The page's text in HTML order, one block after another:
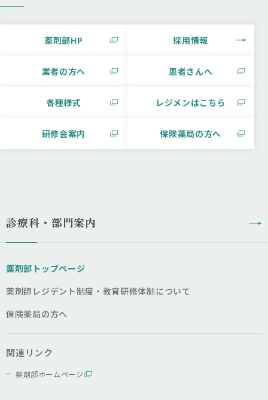
薬剤部HP 採用情報
業者の方へ 患者さんへ
各種様式 レジメンはこちら
研修会案内 保険薬局の方へ
診療科・部門案内
薬剤部トップページ
薬剤師レジデント制度・教育研修体制について
保険薬局の方へ
関連リンク
薬剤部ホームページ